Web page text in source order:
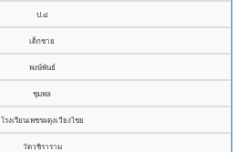
ป.๔
เด็กชาย
พงษ์พันธ์
ชุมพล
โรงเรียนเพชรผดุงเวียงไชย
วัดวชิราราม